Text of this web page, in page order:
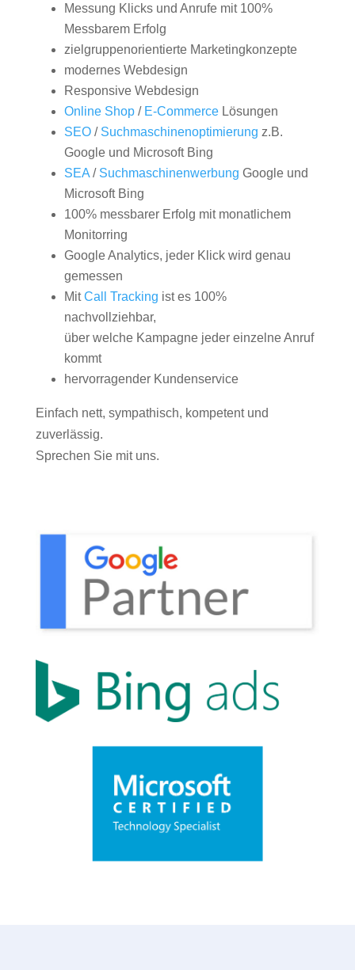
Messung Klicks und Anrufe mit 100%
Messbarem Erfolg
zielgruppenorientierte Marketingkonzepte
modernes Webdesign
Responsive Webdesign
Online Shop/ E-CommerceLösungen
SEO/ Suchmaschinenoptimierung z.B.
Google und Microsoft Bing
SEA/ Suchmaschinenwerbung Google und
Microsoft Bing
100% messbarer Erfolg mit monatlichem
Monitorring
Google Analytics, jeder Klick wird genau
gemessen
MitCall Tracking ist es 100%
nachvollziehbar,
über welche Kampagne jeder einzelne Anruf
kommt
hervorragender Kundenservice
Einfach nett, sympathisch, kompetent und
zuverlässig.
Sprechen Sie mit uns.